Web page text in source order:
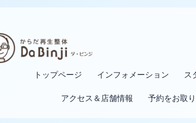
トップページ インフォメーション ス
アクセス＆店舗情報 予約をお取